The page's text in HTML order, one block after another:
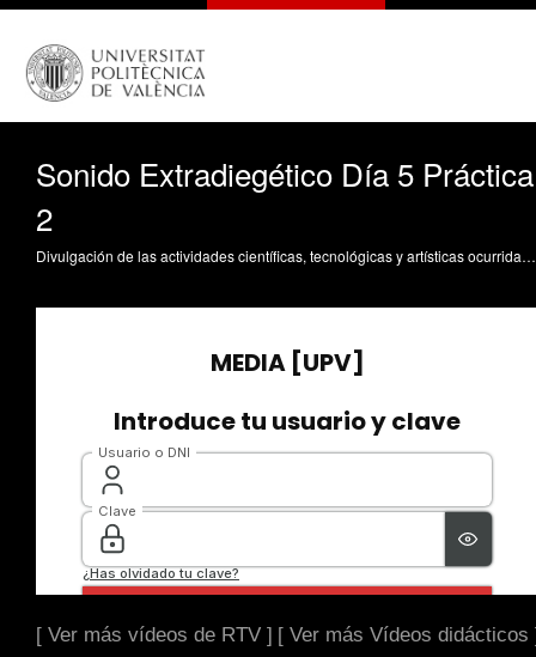
Sonido Extradiegético Día 5 Práctica
2
Divulgación de las actividades científicas, tecnológicas y artísticas ocurridas en los tres campus de la UPV
[ Ver más vídeos de RTV ] [ Ver más Vídeos didácticos